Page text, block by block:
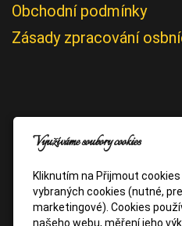
Obchodní podmínky
Zásady zpracování
Využíváme soubory cookies
Kliknutím na Přijmout
vybraných cookies (nutné,
marketingové). Cookies
našeho webu, měření jeho